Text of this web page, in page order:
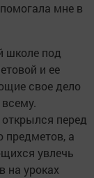
мне в
школе под
и ее
свое дело
перед
предметов, а
увлечь
на уроках